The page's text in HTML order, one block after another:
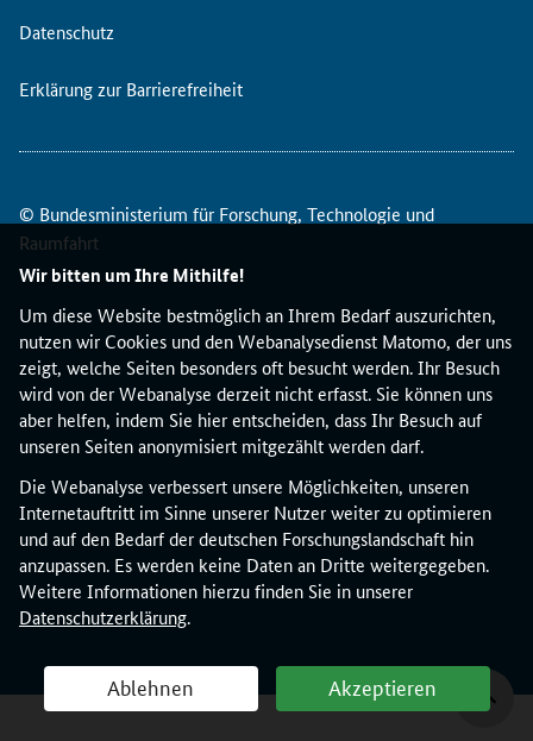
Wir bitten um Ihre Mithilfe!
Um diese Website bestmöglich an Ihrem Bedarf auszurichten,
nutzen wir Cookies und den Webanalysedienst Matomo, der uns
zeigt, welche Seiten besonders oft besucht werden. Ihr Besuch
wird von der Webanalyse derzeit nicht erfasst. Sie können uns
aber helfen, indem Sie hier entscheiden, dass Ihr Besuch auf
unseren Seiten anonymisiert mitgezählt werden darf.
Die Webanalyse verbessert unsere Möglichkeiten, unseren
Internetauftritt im Sinne unserer Nutzer weiter zu optimieren
und auf den Bedarf der deutschen Forschungslandschaft hin
anzupassen. Es werden keine Daten an Dritte weitergegeben.
Weitere Informationen hierzu finden Sie in unserer
Datenschutzerklärung.
Ablehnen Akzeptieren
Datenschutz
Erklärung zur Barrierefreiheit
© Bundesministerium für Forschung, Technologie und
Raumfahrt